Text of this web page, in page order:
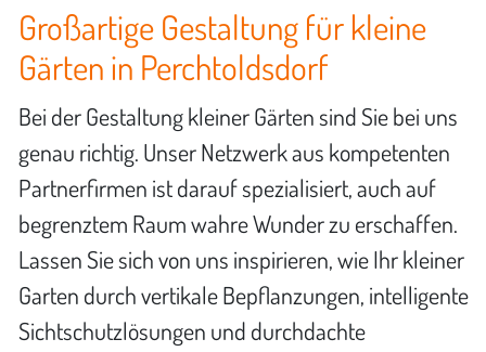
Großartige Gestaltung für kleine
Gärten in Perchtoldsdorf
Bei der Gestaltung kleiner Gärten sind Sie bei uns
genau richtig. Unser Netzwerk aus kompetenten
Partnerfirmen ist darauf spezialisiert, auch auf
begrenztem Raum wahre Wunder zu erschaffen.
Lassen Sie sich von uns inspirieren, wie Ihr kleiner
Garten durch vertikale Bepflanzungen, intelligente
Sichtschutzlösungen und durchdachte